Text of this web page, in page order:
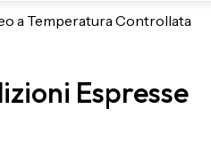
a Temperatura Controllata
Espresse